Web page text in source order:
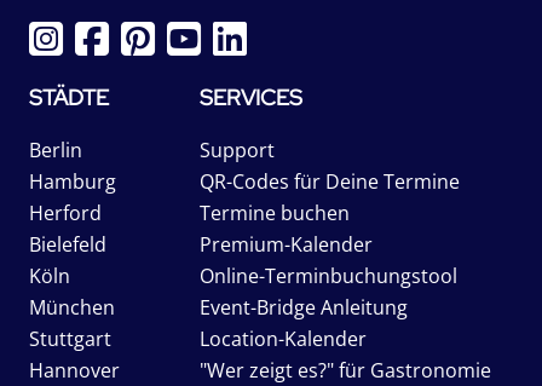
STÄDTE
Berlin
Hamburg
Herford
Bielefeld
Köln
München
Stuttgart
Hannover
SERVICES
Support
QR-Codes für Deine Termine
Termine buchen
Premium-Kalender
Online-Terminbuchungstool
Event-Bridge Anleitung
Location-Kalender
"Wer zeigt es?" für Gastronomie